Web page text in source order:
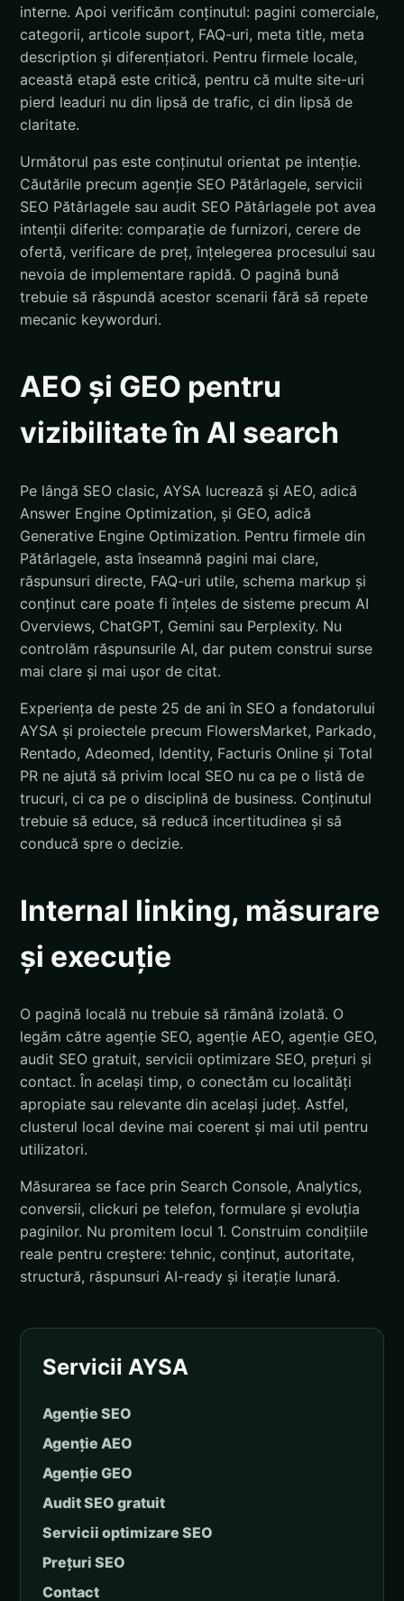
interne. Apoi verificăm conținutul: pagini comerciale,
categorii, articole suport, FAQ-uri, meta title, meta
description și diferențiatori. Pentru firmele locale,
această etapă este critică, pentru că multe site-uri
pierd leaduri nu din lipsă de trafic, ci din lipsă de
claritate.
Următorul pas este conținutul orientat pe intenție.
Căutările precum agenție SEO Pătârlagele, servicii
SEO Pătârlagele sau audit SEO Pătârlagele pot avea
intenții diferite: comparație de furnizori, cerere de
ofertă, verificare de preț, înțelegerea procesului sau
nevoia de implementare rapidă. O pagină bună
trebuie să răspundă acestor scenarii fără să repete
mecanic keyworduri.
AEO și GEO pentru
vizibilitate în AI search
Pe lângă SEO clasic, AYSA lucrează și AEO, adică
Answer Engine Optimization, și GEO, adică
Generative Engine Optimization. Pentru firmele din
Pătârlagele, asta înseamnă pagini mai clare,
răspunsuri directe, FAQ-uri utile, schema markup și
conținut care poate fi înțeles de sisteme precum AI
Overviews, ChatGPT, Gemini sau Perplexity. Nu
controlăm răspunsurile AI, dar putem construi surse
mai clare și mai ușor de citat.
Experiența de peste 25 de ani în SEO a fondatorului
AYSA și proiectele precum FlowersMarket, Parkado,
Rentado, Adeomed, Identity, Facturis Online și Total
PR ne ajută să privim local SEO nu ca pe o listă de
trucuri, ci ca pe o disciplină de business. Conținutul
trebuie să educe, să reducă incertitudinea și să
conducă spre o decizie.
Internal linking, măsurare
și execuție
O pagină locală nu trebuie să rămână izolată. O
legăm către agenție SEO, agenție AEO, agenție GEO,
audit SEO gratuit, servicii optimizare SEO, prețuri și
contact. În același timp, o conectăm cu localități
apropiate sau relevante din același județ. Astfel,
clusterul local devine mai coerent și mai util pentru
utilizatori.
Măsurarea se face prin Search Console, Analytics,
conversii, clickuri pe telefon, formulare și evoluția
paginilor. Nu promitem locul 1. Construim condițiile
reale pentru creștere: tehnic, conținut, autoritate,
structură, răspunsuri AI-ready și iterație lunară.
Servicii AYSA
Agenție SEO
Agenție AEO
Agenție GEO
Audit SEO gratuit
Servicii optimizare SEO
Prețuri SEO
Contact